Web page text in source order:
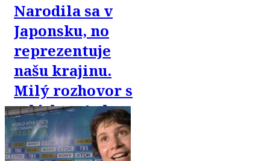
Narodila sa v
Japonsku, no
reprezentuje
našu krajinu.
Milý rozhovor s
atlétkou Ankou
Svrček sa stal
hitom internetu